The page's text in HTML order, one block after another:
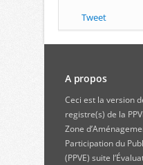
Tweet
A propos
Ceci est la version
registre(s) de la
Zone
Participation du
(PPVE) suite